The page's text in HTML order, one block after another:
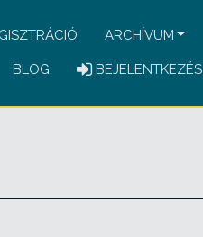
ARCHÍVUM
BLOG BEJELENTKEZÉS